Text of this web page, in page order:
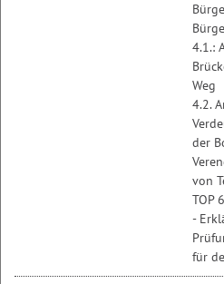
4.1.:
Weg
4.2.
der
von
TOP
-
für